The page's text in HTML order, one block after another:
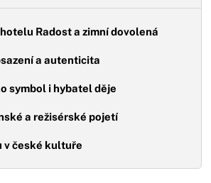
Radost a zimní dovolená
a autenticita
symbol i hybatel děje
a režisérské pojetí
v české kultuře